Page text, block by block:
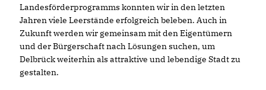
Landesförderprogramms konnten wir in den letzten
Jahren viele Leerstände erfolgreich beleben. Auch in
Zukunft werden wir gemeinsam mit den Eigentümern
und der Bürgerschaft nach Lösungen suchen, um
Delbrück weiterhin als attraktive und lebendige Stadt zu
gestalten.